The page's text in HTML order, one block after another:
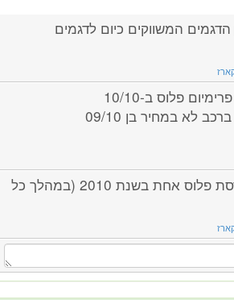
המשווקים כיום לדגמים
הכוונה שלי היא אני קניתי את הרב 4 פרימיום פלוס ב-10/10
קיבלתי אותוב-12/10 האים יש הבדל ברכב לא במחיר בן 09/10
אין שום הבדל. שווקה גרסת פלוס אחת בשנת 2010 (במהלך כל